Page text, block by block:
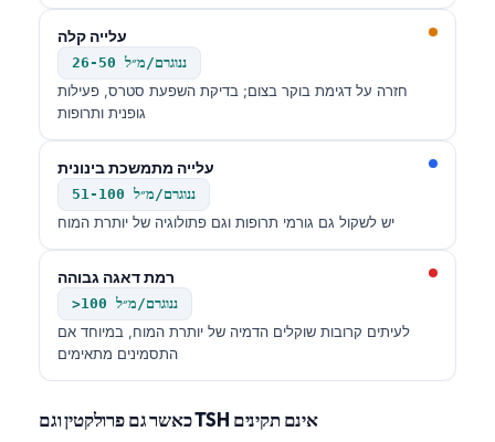
עלייה קלה
26-50 ננוגרם/מ״ל
חזרה על דגימת בוקר בצום; בדיקת השפעת סטרס, פעילות
גופנית ותרופות
עלייה מתמשכת בינונית
51-100 ננוגרם/מ״ל
יש לשקול גם גורמי תרופות וגם פתולוגיה של יותרת המוח
רמת דאגה גבוהה
>100 ננוגרם/מ״ל
לעיתים קרובות שוקלים הדמיה של יותרת המוח, במיוחד אם
התסמינים מתאימים
כאשר גם פרולקטין וגם TSH אינם תקינים